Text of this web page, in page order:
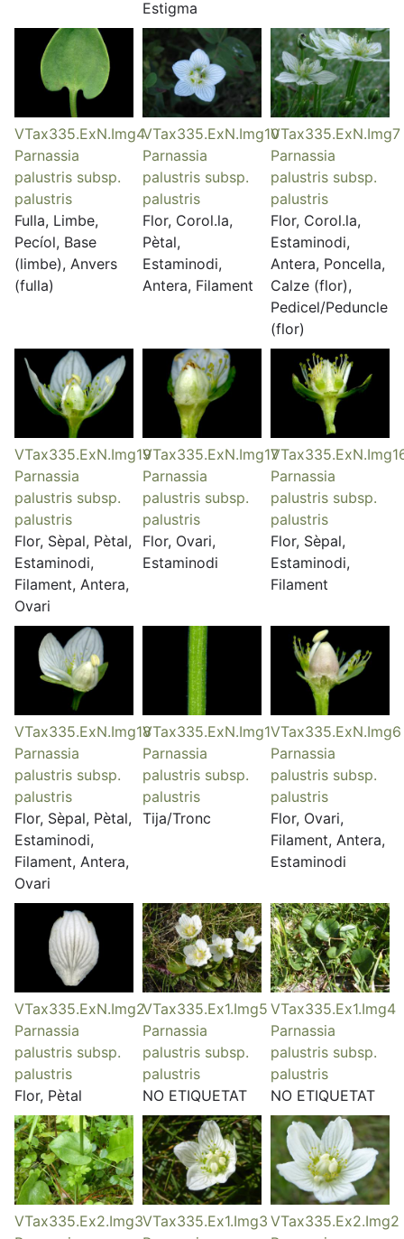
Estigma
VTax335.ExN.Img4
Parnassia
palustris subsp.
palustris
Fulla, Limbe,
Pecíol, Base
(limbe), Anvers
(fulla)
VTax335.ExN.Img10
Parnassia
palustris subsp.
palustris
Flor, Corol.la,
Pètal,
Estaminodi,
Antera, Filament
VTax335.ExN.Img7
Parnassia
palustris subsp.
palustris
Flor, Corol.la,
Estaminodi,
Antera, Poncella,
Calze (flor),
Pedicel/Peduncle
(flor)
VTax335.ExN.Img19
Parnassia
palustris subsp.
palustris
Flor, Sèpal, Pètal,
Estaminodi,
Filament, Antera,
Ovari
VTax335.ExN.Img17
Parnassia
palustris subsp.
palustris
Flor, Ovari,
Estaminodi
Parnassia
palustris subsp.
palustris
Flor, Sèpal,
Estaminodi,
Filament
VTax335.ExN.Img18
Parnassia
palustris subsp.
palustris
Flor, Sèpal, Pètal,
Estaminodi,
Filament, Antera,
Ovari
VTax335.ExN.Img1
Parnassia
palustris subsp.
palustris
Tija/Tronc
VTax335.ExN.Img6
Parnassia
palustris subsp.
palustris
Flor, Ovari,
Filament, Antera,
Estaminodi
VTax335.ExN.Img2
Parnassia
palustris subsp.
palustris
Flor, Pètal
VTax335.Ex1.Img5
Parnassia
palustris subsp.
palustris
NO ETIQUETAT
VTax335.Ex1.Img4
Parnassia
palustris subsp.
palustris
NO ETIQUETAT
VTax335.Ex2.Img3VTax335.Ex1.Img3 VTax335.Ex2.Img2